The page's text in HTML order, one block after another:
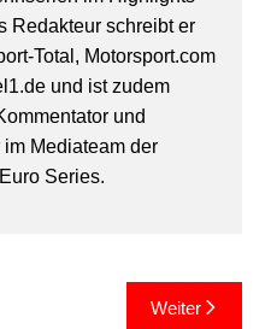
Redakteur schreibt er
Total, Motorsport.com
und ist zudem
und
im Mediateam der
Series.
Weiter